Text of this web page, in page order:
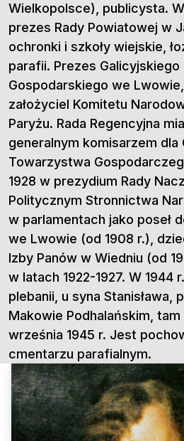
Wielkopolsce), publicysta.
prezes Rady Powiatowej w
ochronki i szkoły wiejskie,
parafii. Prezes
Gospodarskiego we Lwowie,
założyciel Komitetu
Paryżu. Rada Regencyjna
generalnym komisarzem dla
Towarzystwa
1928 w prezydium Rady
Politycznym Stronnictwa
w parlamentach jako poseł
we Lwowie (od 1908 r.),
Izby Panów w Wiedniu (od
w latach 1922-1927. W 1944
plebanii, u syna Stanisława,
Makowie Podhalańskim, tam
września 1945 r. Jest
cmentarzu parafialnym.